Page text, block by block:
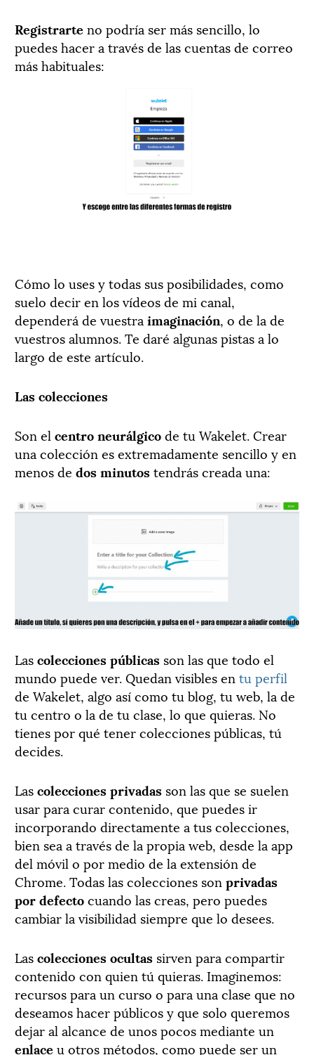
Registrarte no podría ser más sencillo, lo
puedes hacer a través de las cuentas de correo
más habituales:
Cómo lo uses y todas sus posibilidades, como
suelo decir en los vídeos de mi canal,
dependerá de vuestra imaginación, o de la de
vuestros alumnos. Te daré algunas pistas a lo
largo de este artículo.
Las colecciones
Son el centro neurálgicode tu Wakelet. Crear
una colección es extremadamente sencillo y en
menos de dos minutostendrás creada una:
Lascolecciones públicas son las que todo el
mundo puede ver. Quedan visibles en tu perfil
de Wakelet, algo así como tu blog, tu web, la de
tu centro o la de tu clase, lo que quieras. No
tienes por qué tener colecciones públicas, tú
decides.
Lascolecciones privadas son las que se suelen
usar para curar contenido, que puedes ir
incorporando directamente a tus colecciones,
bien sea a través de la propia web, desde la app
del móvil o por medio de la extensión de
Chrome. Todas las colecciones son privadas
por defectocuando las creas, pero puedes
cambiar la visibilidad siempre que lo desees.
Lascolecciones ocultas sirven para compartir
contenido con quien tú quieras. Imaginemos:
recursos para un curso o para una clase que no
deseamos hacer públicos y que solo queremos
dejar al alcance de unos pocos mediante un
enlace u otros métodos, como puede ser un